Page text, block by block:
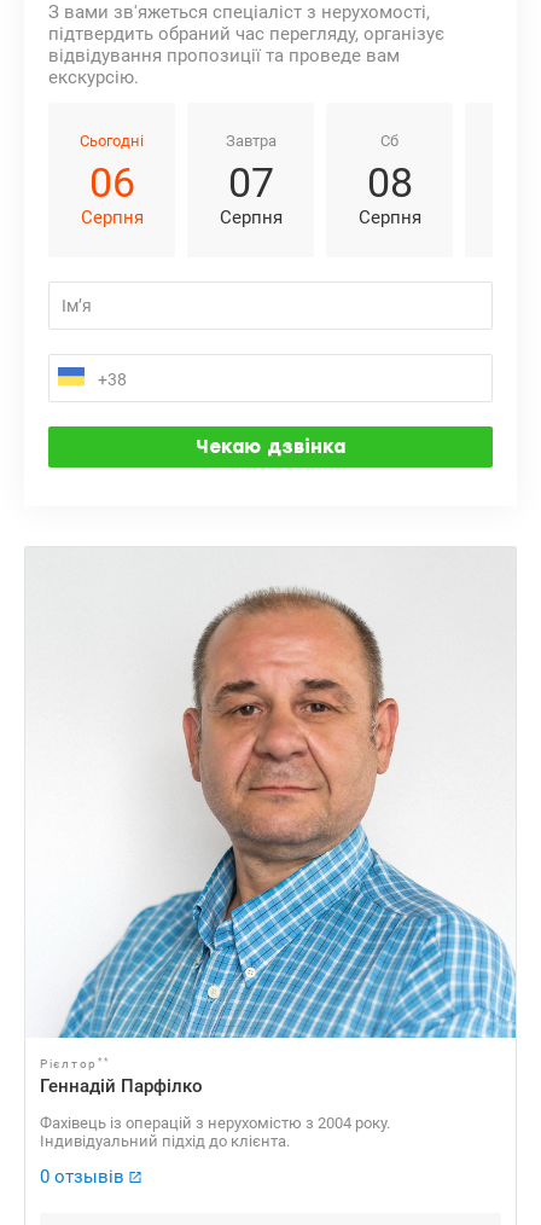
З вами зв'яжеться спеціаліст з нерухомості,
підтвердить обраний час перегляду, організує
відвідування пропозиції та проведе вам
екскурсію.
Сьогодні
06
Серпня
Завтра
07
Серпня
Сб
08
Серпня
Рієлтор **
Геннадій Парфілко
Фахівець із операцій з нерухомістю з 2004 року.
Індивідуальний підхід до клієнта.
0 отзывів